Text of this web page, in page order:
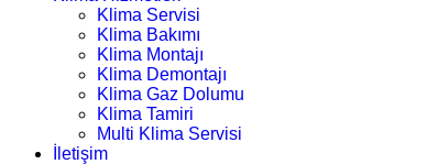
Klima Servisi
Klima Bakımı
Klima Montajı
Klima Demontajı
Klima Gaz Dolumu
Klima Tamiri
Multi Klima Servisi
İletişim